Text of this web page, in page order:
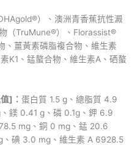
）、澳洲青香蕉抗性澱
（TruMune®）、Florassist®
、薑黃素磷脂複合物、維生素
K1、錳螯合物、維生素A、硒螯
] ：蛋白質 1.5 g、總脂質 4.9
鎂 0.41 g、磷 0.1g、鉀 6.9
mg、銅 0 mg、錳 20.6
、碘 3.0 mg、維生素 A 6928.5